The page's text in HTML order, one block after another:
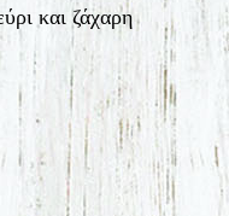
και ζάχαρη